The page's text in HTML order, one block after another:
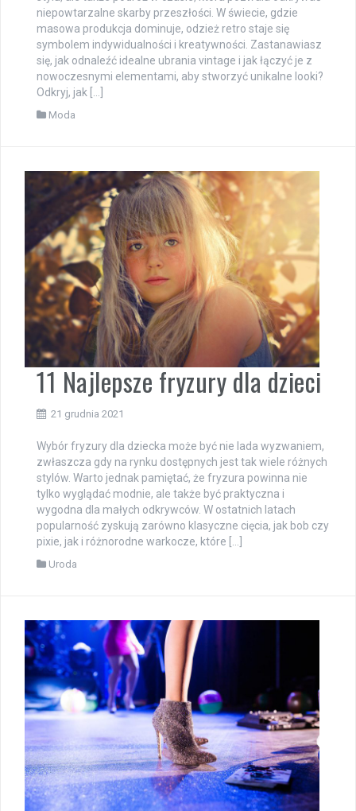
niepowtarzalne skarby przeszłości. W świecie, gdzie
masowa produkcja dominuje, odzież retro staje się
symbolem indywidualności i kreatywności. Zastanawiasz
się, jak odnaleźć idealne ubrania vintage i jak łączyć je z
nowoczesnymi elementami, aby stworzyć unikalne looki?
Odkryj, jak […]
Moda
11 Najlepsze fryzury dla dzieci
21 grudnia 2021
Wybór fryzury dla dziecka może być nie lada wyzwaniem,
zwłaszcza gdy na rynku dostępnych jest tak wiele różnych
stylów. Warto jednak pamiętać, że fryzura powinna nie
tylko wyglądać modnie, ale także być praktyczna i
wygodna dla małych odkrywców. W ostatnich latach
popularność zyskują zarówno klasyczne cięcia, jak bob czy
pixie, jak i różnorodne warkocze, które […]
Uroda